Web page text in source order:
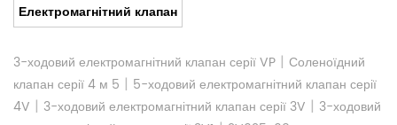
Електромагнітний клапан
3-ходовий електромагнітний клапан серії VP | Соленоїдний
клапан серії 4 м 5 | 5-ходовий електромагнітний клапан серії
4V | 3-ходовий електромагнітний клапан серії 3V | 3-ходовий